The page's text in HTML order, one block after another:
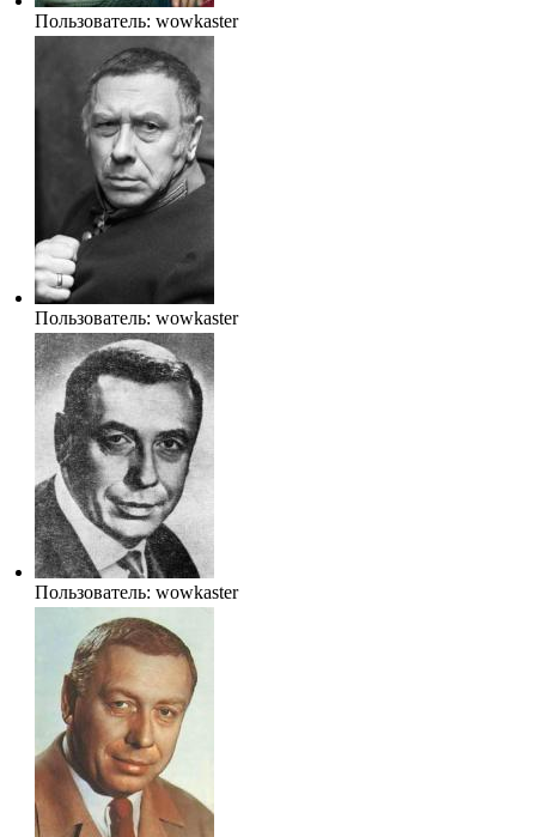
Пользователь: wowkaster
Пользователь: wowkaster
Пользователь: wowkaster